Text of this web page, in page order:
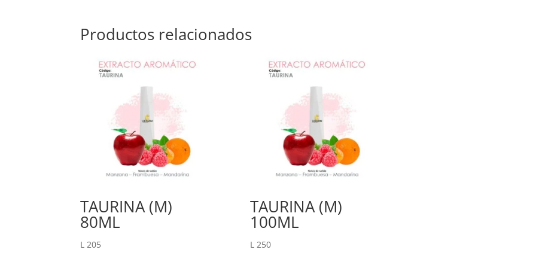
Productos relacionados
TAURINA (M)
80ML
L 205
TAURINA (M)
100ML
L250